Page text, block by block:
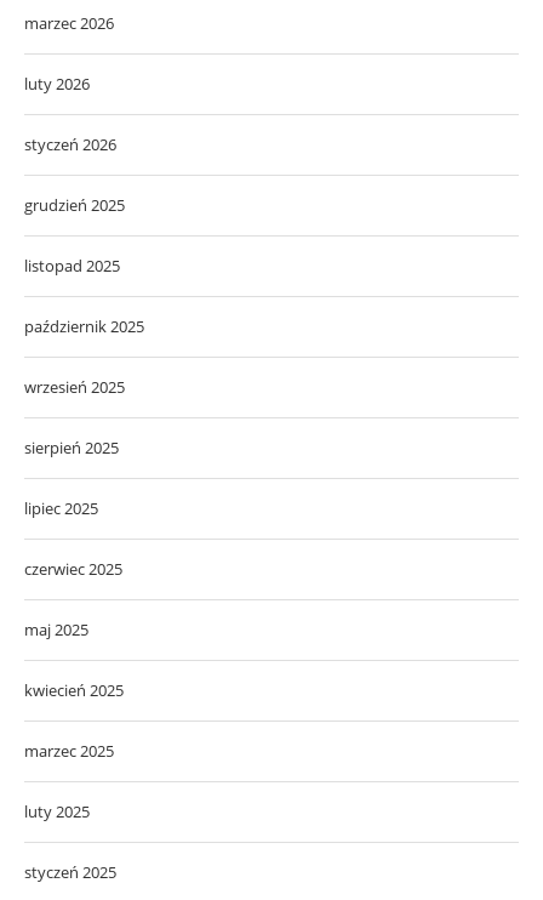
marzec 2026
luty 2026
styczeń 2026
grudzień 2025
listopad 2025
październik 2025
wrzesień 2025
sierpień 2025
lipiec 2025
czerwiec 2025
maj 2025
kwiecień 2025
marzec 2025
luty 2025
styczeń 2025